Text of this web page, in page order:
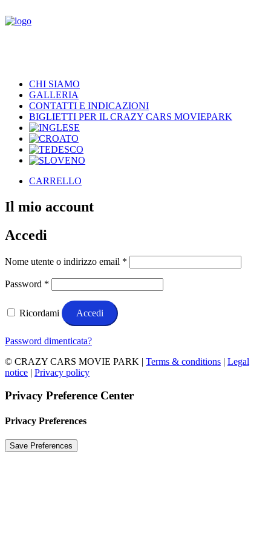
CHI SIAMO
GALLERIA
CONTATTI E INDICAZIONI
BIGLIETTI PER IL CRAZY CARS MOVIEPARK
CARRELLO
Il mio account
Accedi
Nome utente o indirizzo email *
Password *
Ricordami Accedi
Password dimenticata?
© CRAZY CARS MOVIE PARK | Terms & conditions | Legal
notice | Privacy policy
Privacy Preference Center
Privacy Preferences